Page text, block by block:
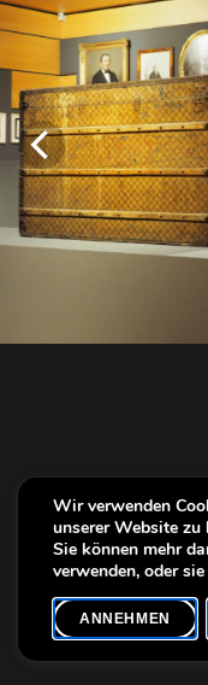
Wir verwenden
unserer Website zu
Sie können mehr
verwenden, oder
ANNEHMEN